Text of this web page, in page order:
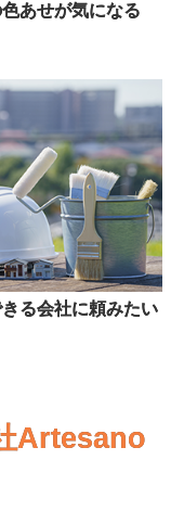
あせが気になる
る会社に頼みたい
Artesano